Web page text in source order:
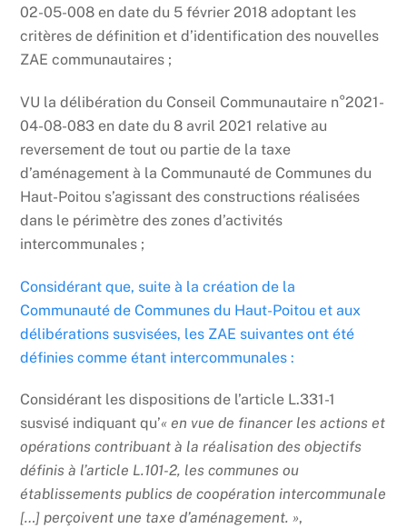
02-05-008 en date du 5 février 2018 adoptant les
critères de définition et d’identification des nouvelles
ZAE communautaires ;
VU la délibération du Conseil Communautaire n°2021-
04-08-083 en date du 8 avril 2021 relative au
reversement de tout ou partie de la taxe
d’aménagement à la Communauté de Communes du
Haut-Poitou s’agissant des constructions réalisées
dans le périmètre des zones d’activités
intercommunales ;
Considérant que, suite à la création de la
Communauté de Communes du Haut-Poitou et aux
délibérations susvisées, les ZAE suivantes ont été
définies comme étant intercommunales :
Considérant les dispositions de l’article L.331-1
susvisé indiquant qu’« en vue de financer les actions et
opérations contribuant à la réalisation des objectifs
définis à l’article L.101-2, les communes ou
établissements publics de coopération intercommunale
[…] perçoivent une taxe d’aménagement. »,